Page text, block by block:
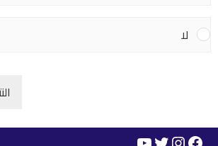
لا